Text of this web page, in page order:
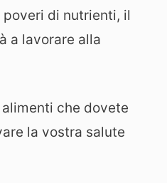
di nutrienti, il
a lavorare alla
che dovete
la vostra salute